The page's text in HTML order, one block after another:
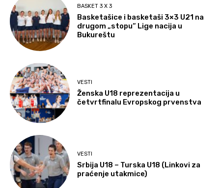
BASKET 3 X 3
Basketašice i basketaši 3×3 U21 na
drugom „stopu“ Lige nacija u
Bukureštu
VESTI
Ženska U18 reprezentacija u
četvrtfinalu Evropskog prvenstva
VESTI
Srbija U18 – Turska U18 (Linkovi za
praćenje utakmice)